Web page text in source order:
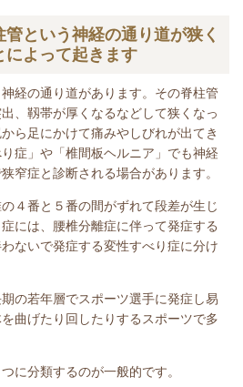
という神経の通り道が狭く
によって起きます
経の通り道があります。その脊柱管
、靱帯が厚くなるなどして狭くなっ
ら足にかけて痛みやしびれが出てき
症」や「椎間板ヘルニア」でも神経
窄症と診断される場合があります。
４番と５番の間がずれて段差が生じ
には、腰椎分離症に伴って発症する
ないで発症する変性すべり症に分け
の若年層でスポーツ選手に発症し易
曲げたり回したりするスポーツで多
に分類するのが一般的です。